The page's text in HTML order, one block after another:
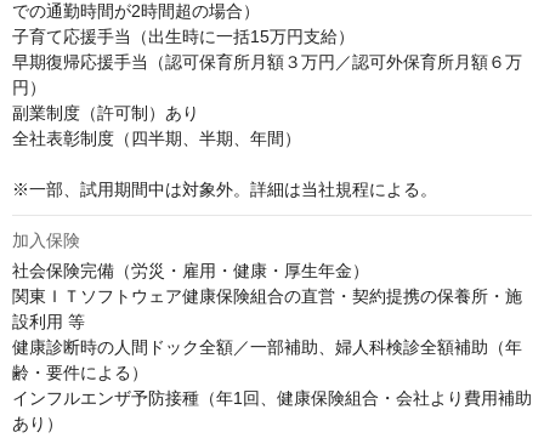
での通勤時間が2時間超の場合）
子育て応援手当（出生時に一括15万円支給）
早期復帰応援手当（認可保育所月額３万円／認可外保育所月額６万
円）
副業制度（許可制）あり
全社表彰制度（四半期、半期、年間）
※一部、試用期間中は対象外。詳細は当社規程による。
加入保険
社会保険完備（労災・雇用・健康・厚生年金）
関東ＩＴソフトウェア健康保険組合の直営・契約提携の保養所・施
設利用 等
健康診断時の人間ドック全額／一部補助、婦人科検診全額補助（年
齢・要件による）
インフルエンザ予防接種（年1回、健康保険組合・会社より費用補助
あり）